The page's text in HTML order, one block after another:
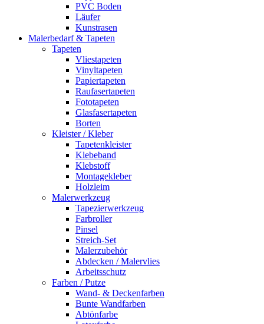
PVC Boden
Läufer
Kunstrasen
Malerbedarf & Tapeten
Tapeten
Vliestapeten
Vinyltapeten
Papiertapeten
Raufasertapeten
Fototapeten
Glasfasertapeten
Borten
Kleister / Kleber
Tapetenkleister
Klebeband
Klebstoff
Montagekleber
Holzleim
Malerwerkzeug
Tapezierwerkzeug
Farbroller
Pinsel
Streich-Set
Malerzubehör
Abdecken / Malervlies
Arbeitsschutz
Farben / Putze
Wand- & Deckenfarben
Bunte Wandfarben
Abtönfarbe